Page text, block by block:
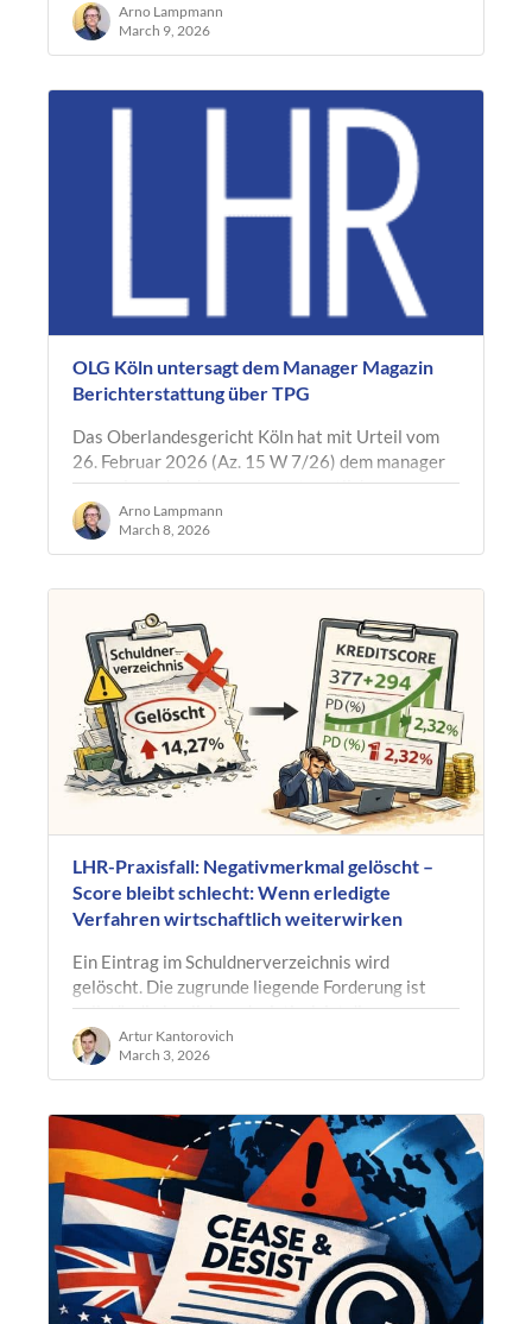
beginnt…Arno Lampmann
March 9, 2026
OLG Köln untersagt dem Manager Magazin
Berichterstattung über TPG
Das Oberlandesgericht Köln hat mit Urteil vom
26. Februar 2026 (Az. 15 W 7/26) dem manager
magazin und mehreren verantwortlichen
Redakteuren im Wege der einstweiligen…
Arno Lampmann
March 8, 2026
LHR-Praxisfall: Negativmerkmal gelöscht –
Score bleibt schlecht: Wenn erledigte
Verfahren wirtschaftlich weiterwirken
Ein Eintrag im Schuldnerverzeichnis wird
gelöscht. Die zugrunde liegende Forderung ist
vollständig beglichen. Juristisch ist die
Angelegenheit erledigt. Wirtschaftlich…
Artur Kantorovich
March 3, 2026